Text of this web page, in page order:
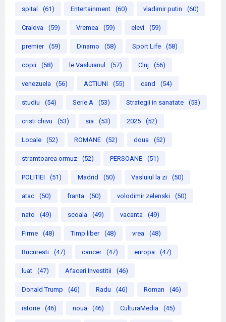
spital (61) Entertainment (60) vladimir putin (60)
Craiova (59) Vremea (59) elevi (59)
premier (59) Dinamo (58) Sport Life (58)
copii (58) le Vasluianul (57) Cluj (56)
venezuela (56) ACTIUNI (55) cand (54)
studiu (54) Serie A (53) Strategii in sanatate (53)
cristi chivu (53) sia (53) 2025 (52)
Locale (52) ROMANE (52) doua (52)
stramtoarea ormuz (52) PERSOANE (51)
POLITIEI (51) Madrid (50) Vasluiul la zi (50)
atac (50) franta (50) volodimir zelenski (50)
nato (49) scoala (49) vacanta (49)
Firme (48) Timp liber (48) vrea (48)
Bucuresti (47) cancer (47) europa (47)
luat (47) Afaceri Investitii (46)
Donald Trump (46) Radu (46) Roman (46)
istorie (46) noua (46) CulturaMedia (45)